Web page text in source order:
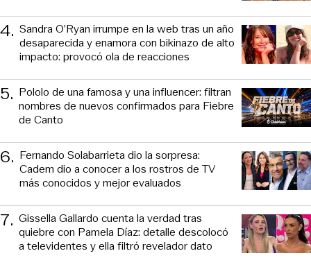
4. Sandra O’Ryan irrumpe en la web tras un año
desaparecida y enamora con bikinazo de alto
impacto: provocó ola de reacciones
5. Pololo de una famosa y una influencer: filtran
nombres de nuevos confirmados para Fiebre
de Canto
6. Fernando Solabarrieta dio la sorpresa:
Cadem dio a conocer a los rostros de TV
más conocidos y mejor evaluados
7. Gissella Gallardo cuenta la verdad tras
quiebre con Pamela Díaz: detalle descolocó
a televidentes y ella filtró revelador dato